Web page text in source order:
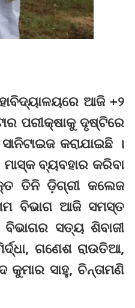
ଆଜି +୨
ପରୀକ୍ଷାକୁ ଦୃଷ୍ଟିରେ
କରାଯାଇଛି ।
ବ୍ୟବହାର କରିବା
ତିନି ଡ଼ିଗ୍ରୀ କଲେଜ
ବିଭାଗ ଆଜି ସମସ୍ତ
ସତ୍ୟ ଶିବାଜୀ
ଗଣେଶ ରାଉତିଆ,
ସାହୁ, ଚିନ୍ତାମଣି